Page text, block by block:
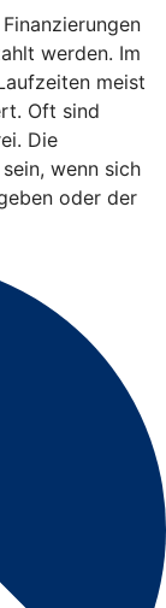
werden. Im
meist
Oft sind
Die
wenn sich
oder der